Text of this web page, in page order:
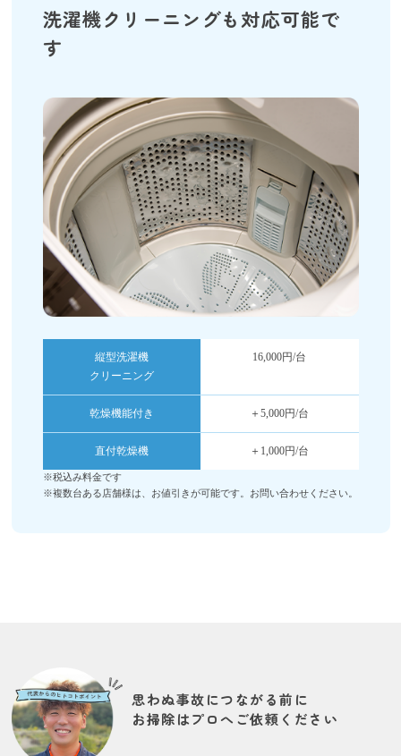
洗濯機クリーニングも対応可能で
す
縦型洗濯機
クリーニング
16,000円/台
乾燥機能付き ＋5,000円/台
直付乾燥機 ＋1,000円/台
※税込み料金です
※複数台ある店舗様は、お値引きが可能です。お問い合わせください。
思わぬ事故につながる前に
お掃除はプロへご依頼ください